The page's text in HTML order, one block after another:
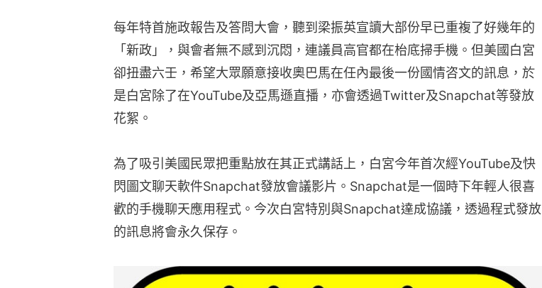
每年特首施政報告及答問大會，聽到梁振英宣讀大部份早已重複了好幾年的
「新政」，與會者無不感到沉悶，連議員高官都在枱底掃手機。但美國白宮
卻扭盡六壬，希望大眾願意接收奧巴馬在任內最後一份國情咨文的訊息，於
是白宮除了在YouTube及亞馬遜直播，亦會透過Twitter及Snapchat等發放
花絮。
為了吸引美國民眾把重點放在其正式講話上，白宮今年首次經YouTube及快
閃圖文聊天軟件Snapchat發放會議影片。Snapchat是一個時下年輕人很喜
歡的手機聊天應用程式。今次白宮特別與Snapchat達成協議，透過程式發放
的訊息將會永久保存。